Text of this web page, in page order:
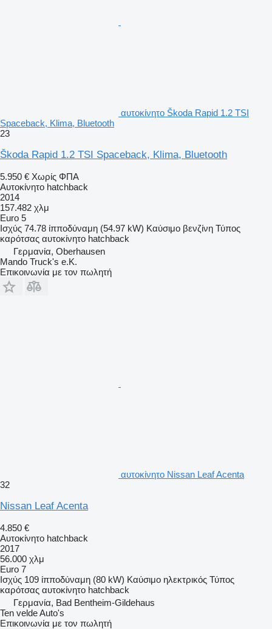
αυτοκίνητο Škoda Rapid 1.2 TSI
Spaceback, Klima, Bluetooth
23
Škoda Rapid 1.2 TSI Spaceback, Klima, Bluetooth
5.950 € Χωρίς ΦΠΑ
Αυτοκίνητο hatchback
2014
157.482 χλμ
Euro 5
Ισχύς 74.78 ίπποδύναμη (54.97 kW) Καύσιμο βενζίνη Τύπος
καρότσας αυτοκίνητο hatchback
Γερμανία, Oberhausen
Mando Truck's e.K.
Επικοινωνία με τον πωλητή
αυτοκίνητο Nissan Leaf Acenta
32
Nissan Leaf Acenta
4.850 €
Αυτοκίνητο hatchback
2017
56.000 χλμ
Euro 7
Ισχύς 109 ίπποδύναμη (80 kW) Καύσιμο ηλεκτρικός Τύπος
καρότσας αυτοκίνητο hatchback
Γερμανία, Bad Bentheim-Gildehaus
Ten velde Auto's
Επικοινωνία με τον πωλητή